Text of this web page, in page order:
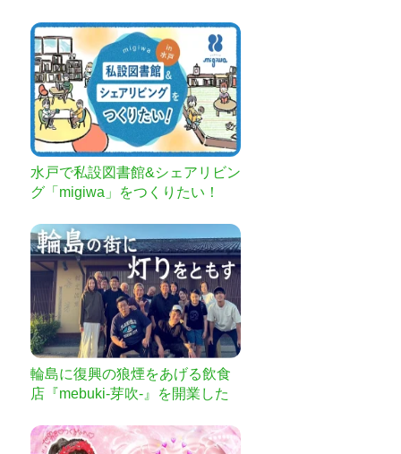
水戸で私設図書館&シェアリビン
グ「migiwa」をつくりたい！
輪島に復興の狼煙をあげる飲食
店『mebuki-芽吹-』を開業した